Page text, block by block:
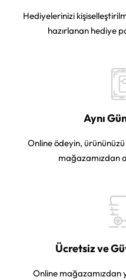
Hediyelerinizi
hazırlanan hediye
Aynı
Online ödeyin,
mağazamızdan
Ücretsiz ve
Online mağazamızdan